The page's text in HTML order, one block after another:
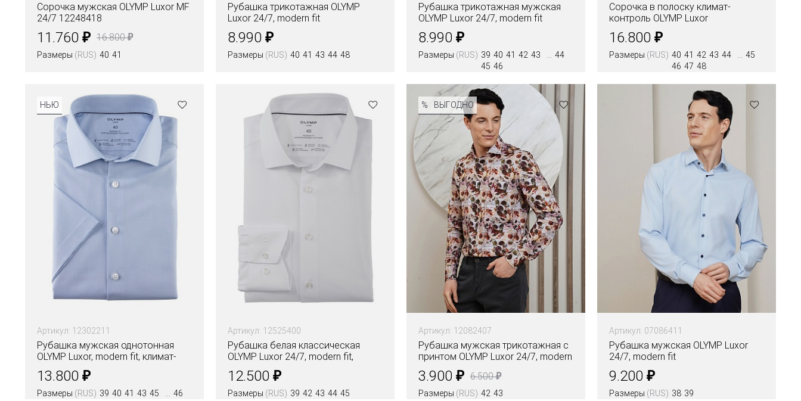
Сорочка мужская OLYMP Luxor MF
24/7 12248418
11.760 ₽ 16.800₽
Размеры (RUS) 40 41
Рубашка трикотажная OLYMP
Luxor 24/7, modern fit
8.990 ₽
Размеры (RUS) 40 41 43 44 48
Рубашка трикотажная мужская
OLYMP Luxor 24/7, modern fit
8.990 ₽
Размеры (RUS) 39 40 41 42 43
44
45 46
Цвета
Сорочка в полоску климат-
контроль OLYMP Luxor
полуприлегающая
16.800 ₽
Размеры (RUS) 40 41 42 43 44
45
46 47 48
Цвета
НЬЮ
Артикул: 12302211
Рубашка мужская однотонная
OLYMP Luxor, modern fit, климат-
контроль
13.800 ₽
Размеры (RUS) 39 40 41 43 45
46
Артикул: 12525400
Рубашка белая классическая
OLYMP Luxor 24/7, modern fit,
климат контроль
12.500 ₽
Размеры (RUS) 39 42 43 44 45
% ВЫГОДНО
Артикул: 12082407
Рубашка мужская трикотажная с
принтом OLYMP Luxor 24/7, modern
fit
3.900 ₽ 6.500₽
Размеры (RUS) 42 43
Артикул: 07086411
Рубашка мужская OLYMP Luxor
24/7, modern fit
9.200 ₽
Размеры (RUS) 38 39